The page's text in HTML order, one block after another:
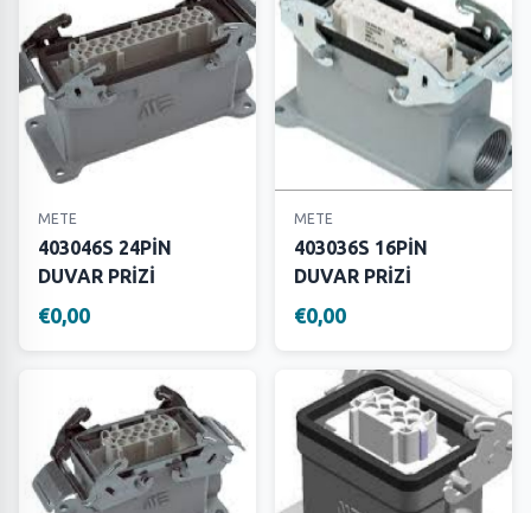
METE
403046S 24PİN
DUVAR PRİZİ
€0,00
METE
403036S 16PİN
DUVAR PRİZİ
€0,00